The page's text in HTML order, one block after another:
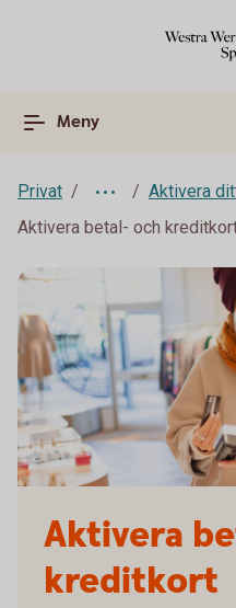
Meny
Privat
Aktivera
Aktivera betal- och
Aktivera
kreditkort